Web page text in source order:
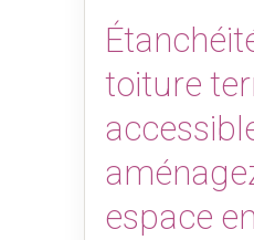
toiture
espace